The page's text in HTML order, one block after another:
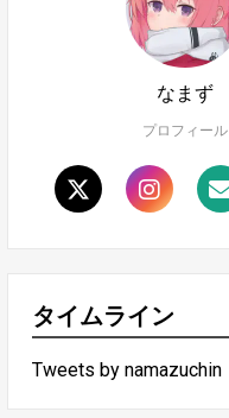
なまず
プロフィール
タイムライン
Tweets by namazuchin